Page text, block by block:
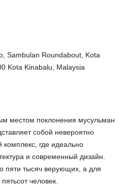
Sambulan Roundabout, Kota
Kota Kinabalu, Malaysia
местом поклонения мусульман
собой невероятно
где идеально
и современный дизайн.
пяти тысяч верующих, а для
человек.